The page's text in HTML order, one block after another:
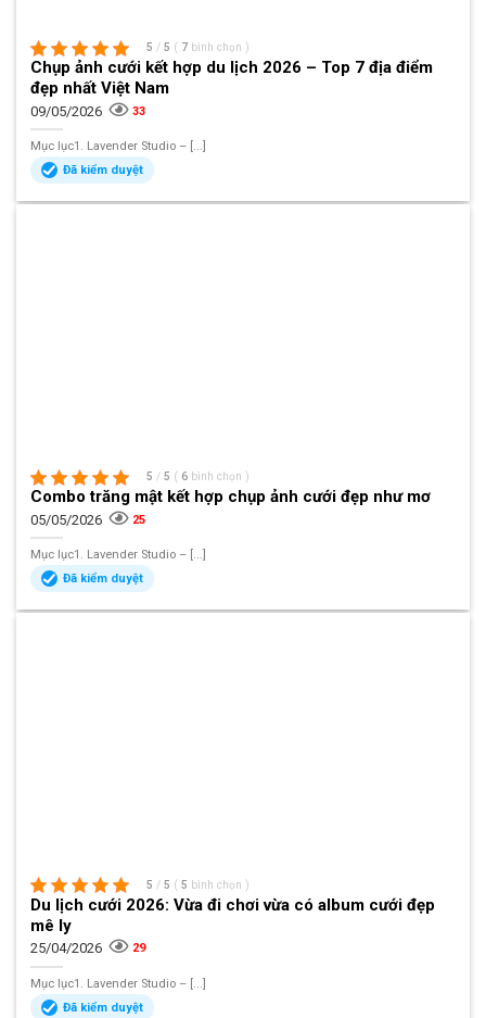
5 / 5 ( 7 bình chọn )
Chụp ảnh cưới kết hợp du lịch 2026 – Top 7 địa điểm
đẹp nhất Việt Nam
09/05/2026 33
Mục lục1. Lavender Studio – [...]
Đã kiểm duyệt
5 / 5 ( 6 bình chọn )
Combo trăng mật kết hợp chụp ảnh cưới đẹp như mơ
05/05/2026 25
Mục lục1. Lavender Studio – [...]
Đã kiểm duyệt
5 / 5 ( 5 bình chọn )
Du lịch cưới 2026: Vừa đi chơi vừa có album cưới đẹp
mê ly
25/04/2026 29
Mục lục1. Lavender Studio – [...]
Đã kiểm duyệt